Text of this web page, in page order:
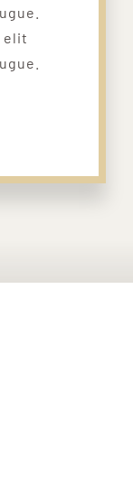
elit